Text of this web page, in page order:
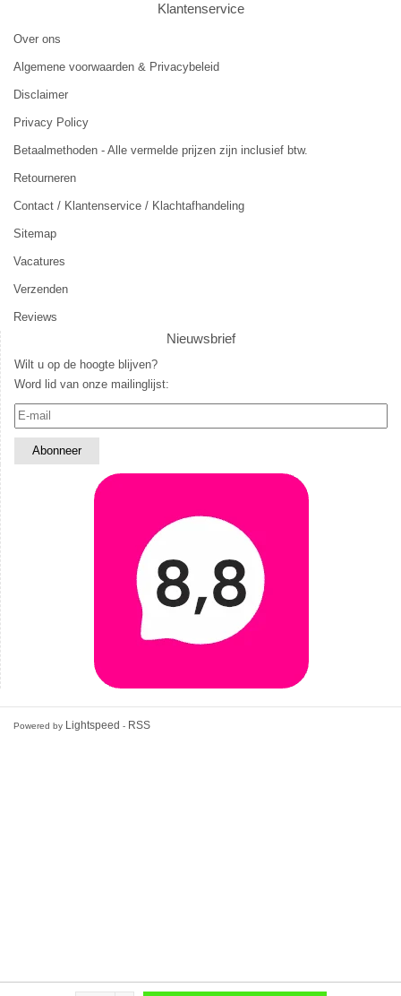
Klantenservice
Over ons
Algemene voorwaarden & Privacybeleid
Disclaimer
Privacy Policy
Betaalmethoden - Alle vermelde prijzen zijn inclusief btw.
Retourneren
Contact / Klantenservice / Klachtafhandeling
Sitemap
Vacatures
Verzenden
Reviews
Nieuwsbrief
Wilt u op de hoogte blijven?
Word lid van onze mailinglijst:
Powered by Lightspeed - RSS